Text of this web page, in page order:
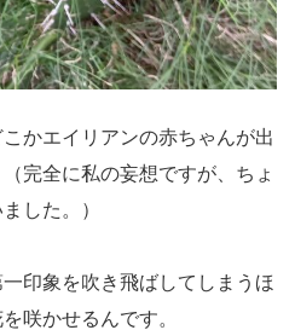
かエイリアンの赤ちゃんが出
完全に私の妄想ですが、ちょ
した。）
印象を吹き飛ばしてしまうほ
咲かせるんです。